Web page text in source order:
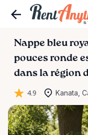
Nappe bleu
pouces ronde
dans la région
4.9 Kanata,